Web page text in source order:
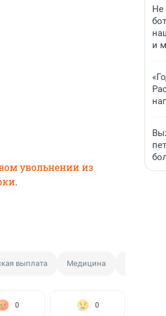
увольнении из
.
выплата Медицина
0 0
Не
и